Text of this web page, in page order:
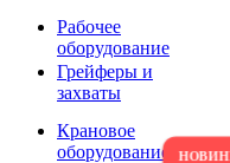
Рабочее
оборудование
Грейферы и
захваты
Крановое
оборудование